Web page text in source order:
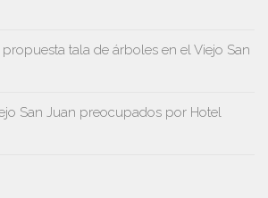
tala de árboles en el Viejo San
San Juan preocupados por Hotel